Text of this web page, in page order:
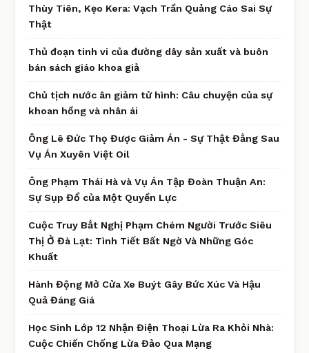
Thùy Tiên, Kẹo Kera: Vạch Trần Quảng Cáo Sai Sự
Thật
Thủ đoạn tinh vi của đường dây sản xuất và buôn
bán sách giáo khoa giả
Chủ tịch nước ân giảm tử hình: Câu chuyện của sự
khoan hồng và nhân ái
Ông Lê Đức Thọ Được Giảm Án - Sự Thật Đằng Sau
Vụ Án Xuyên Việt Oil
Ông Phạm Thái Hà và Vụ Án Tập Đoàn Thuận An:
Sự Sụp Đổ của Một Quyền Lực
Cuộc Truy Bắt Nghị Phạm Chém Người Trước Siêu
Thị Ở Đà Lạt: Tình Tiết Bất Ngờ Và Những Góc
Khuất
Hành Động Mở Cửa Xe Buýt Gây Bức Xúc Và Hậu
Quả Đáng Giá
Học Sinh Lớp 12 Nhận Điện Thoại Lừa Ra Khỏi Nhà:
Cuộc Chiến Chống Lừa Đảo Qua Mạng